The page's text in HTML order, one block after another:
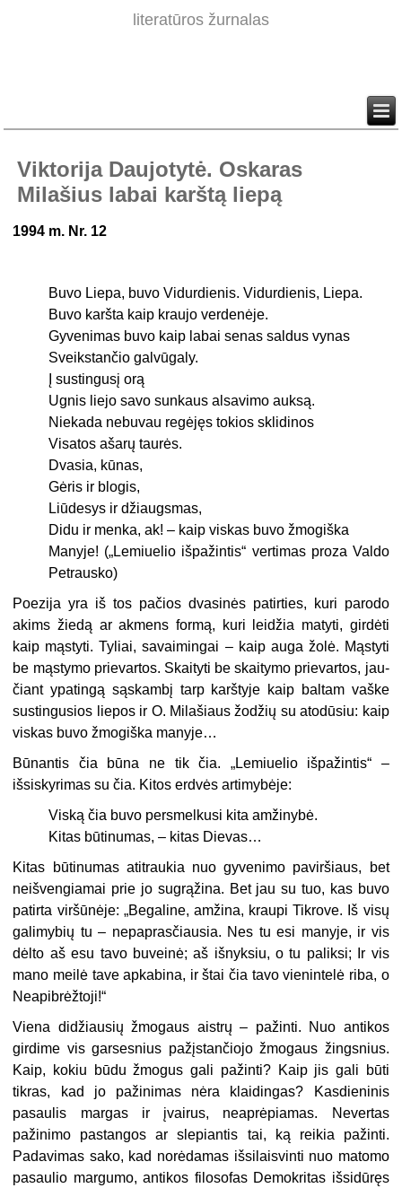
literatūros žurnalas
Viktorija Daujotytė. Oskaras
Milašius labai karštą liepą
1994 m. Nr. 12
Buvo Liepa, buvo Vidurdienis. Vidurdienis, Liepa.
Buvo karšta kaip kraujo verdenėje.
Gyvenimas buvo kaip labai senas saldus vynas
Sveikstančio galvūgaly.
Į sustingusį orą
Ugnis liejo savo sunkaus alsavimo auksą.
Niekada nebuvau regėjęs tokios sklidinos
Visatos ašarų taurės.
Dvasia, kūnas,
Gėris ir blogis,
Liūdesys ir džiaugsmas,
Didu ir menka, ak! – kaip viskas buvo žmogiška
Manyje! („Lemiuelio išpažintis“ vertimas proza Valdo
Petrausko)
Poezija yra iš tos pačios dvasinės patirties, kuri parodo
akims žiedą ar ak­mens formą, kuri leidžia matyti, girdėti
kaip mąstyti. Tyliai, savaimingai – kaip auga žolė. Mąstyti
be mąstymo prievartos. Skaityti be skaitymo prievartos, jau­
čiant ypatingą sąskambį tarp karštyje kaip baltam vaške
sustingusios liepos ir O. Milašiaus žodžių su atodūsiu: kaip
viskas buvo žmogiška manyje…
Būnantis čia būna ne tik čia. „Lemiuelio išpažintis“ –
išsiskyrimas su čia. Ki­tos erdvės artimybėje:
Viską čia buvo persmelkusi kita amžinybė.
Kitas būtinumas, – kitas Dievas…
Kitas būtinumas atitraukia nuo gyvenimo paviršiaus, bet
neišvengiamai prie jo sugrąžina. Bet jau su tuo, kas buvo
patirta viršūnėje: „Begaline, amžina, kraupi Tikrove. Iš visų
galimybių tu – nepaprasčiausia. Nes tu esi manyje, ir vis
dėlto aš esu tavo buveinė; aš išnyksiu, o tu paliksi; Ir vis
mano meilė tave apkabina, ir štai čia tavo vienintelė riba, o
Neapibrėžtoji!“
Viena didžiausių žmogaus aistrų – pažinti. Nuo antikos
girdime vis garsesnius pažįstančiojo žmogaus žingsnius.
Kaip, kokiu būdu žmogus gali pažinti? Kaip jis gali būti
tikras, kad jo pažinimas nėra klaidingas? Kasdieninis
pasaulis margas ir įvairus, neaprėpiamas. Nevertas
pažinimo pastangos ar slepiantis tai, ką reikia pažinti.
Padavimas sako, kad norėdamas išsilaisvinti nuo matomo
pa­saulio margumo, antikos filosofas Demokritas išsidūręs